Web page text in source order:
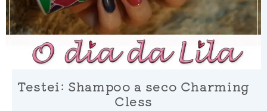
Testei: Shampoo a seco Charming
Cless